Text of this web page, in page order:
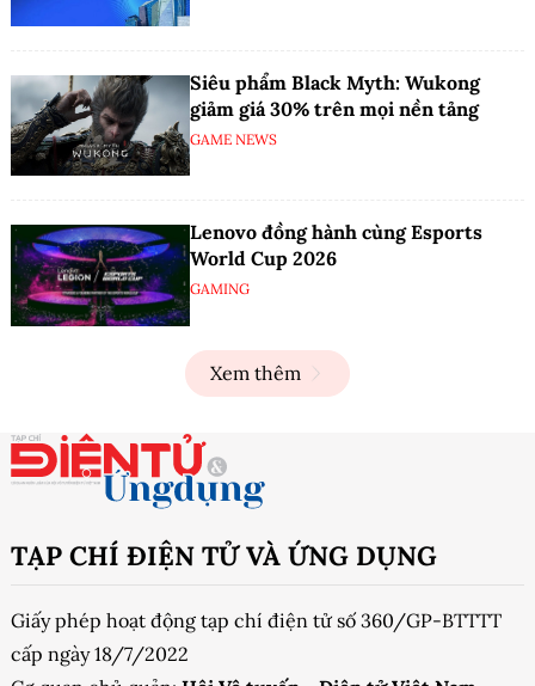
Siêu phẩm Black Myth: Wukong
giảm giá 30% trên mọi nền tảng
GAME NEWS
Lenovo đồng hành cùng Esports
World Cup 2026
GAMING
Xem thêm
TẠP CHÍ ĐIỆN TỬ VÀ ỨNG DỤNG
Giấy phép hoạt động tạp chí điện tử số 360/GP-BTTTT
cấp ngày 18/7/2022